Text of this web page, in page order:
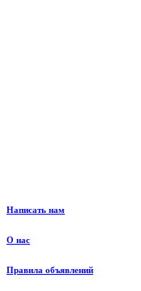
Написать нам
О нас
Правила объявлений